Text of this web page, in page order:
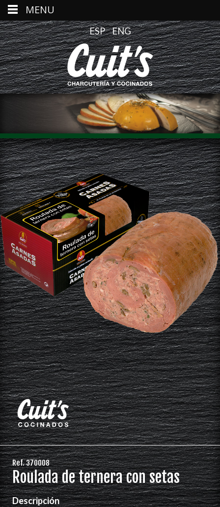
ESP ENG
Ref. 370008
Roulada de ternera con setas
Descripción
MENU